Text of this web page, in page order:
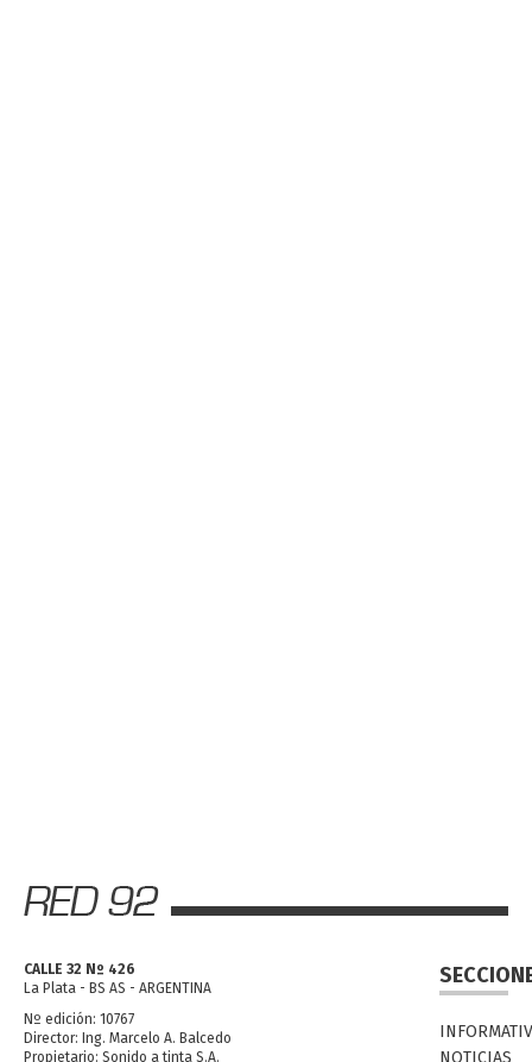
CALLE 32 Nº 426
La Plata - BS AS - ARGENTINA
Nº edición: 10767
Director: Ing. Marcelo A. Balcedo
Propietario: Sonido a tinta S.A.